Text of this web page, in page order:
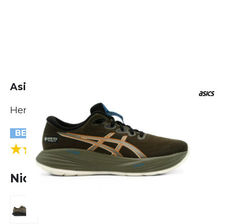
Asics Gel-Cumulus 27 GTX
Herren
BESTSELLER
4.0 (1 Bewertungen)
Nicht lieferbar